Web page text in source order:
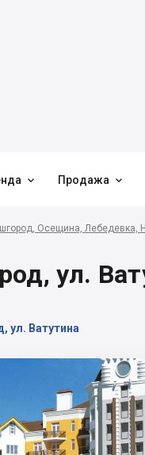
 Продажа 
Осещина, Лебедевка,
ул.
ул. Ватутина